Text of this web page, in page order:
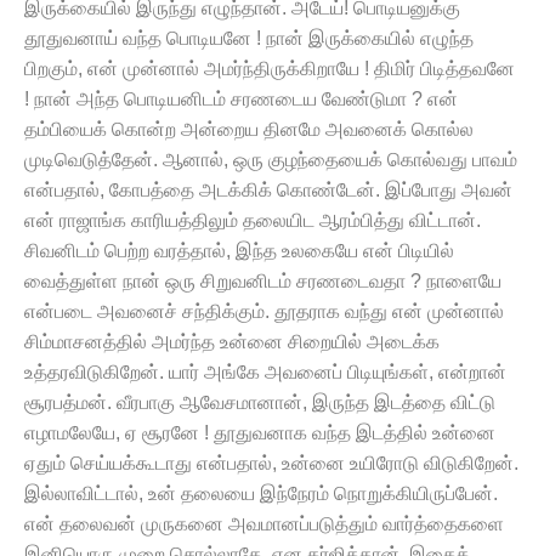
இருக்கையில் இருந்து எழுந்தான். அடேய்! பொடியனுக்கு
தூதுவனாய் வந்த பொடியனே ! நான் இருக்கையில் எழுந்த
பிறகும், என் முன்னால் அமர்ந்திருக்கிறாயே ! திமிர் பிடித்தவனே
! நான் அந்த பொடியனிடம் சரணடைய வேண்டுமா ? என்
தம்பியைக் கொன்ற அன்றைய தினமே அவனைக் கொல்ல
முடிவெடுத்தேன். ஆனால், ஒரு குழந்தையைக் கொல்வது பாவம்
என்பதால், கோபத்தை அடக்கிக் கொண்டேன். இப்போது அவன்
என் ராஜாங்க காரியத்திலும் தலையிட ஆரம்பித்து விட்டான்.
சிவனிடம் பெற்ற வரத்தால், இந்த உலகையே என் பிடியில்
வைத்துள்ள நான் ஒரு சிறுவனிடம் சரணடைவதா ? நாளையே
என்படை அவனைச் சந்திக்கும். தூதராக வந்து என் முன்னால்
சிம்மாசனத்தில் அமர்ந்த உன்னை சிறையில் அடைக்க
உத்தரவிடுகிறேன். யார் அங்கே அவனைப் பிடியுங்கள், என்றான்
சூரபத்மன். வீரபாகு ஆவேசமானான், இருந்த இடத்தை விட்டு
எழாமலேயே, ஏ சூரனே ! தூதுவனாக வந்த இடத்தில் உன்னை
ஏதும் செய்யக்கூடாது என்பதால், உன்னை உயிரோடு விடுகிறேன்.
இல்லாவிட்டால், உன் தலையை இந்நேரம் நொறுக்கியிருப்பேன்.
என் தலைவன் முருகனை அவமானப்படுத்தும் வார்த்தைகளை